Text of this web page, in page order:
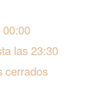
00:00
las 23:30
cerrados